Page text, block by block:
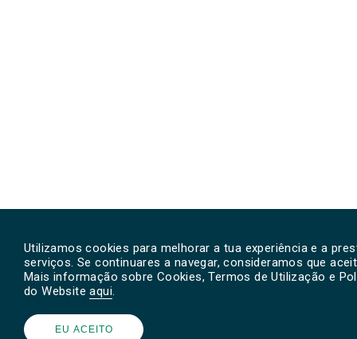
Utilizamos cookies para melhorar a tua experiência e a
serviços. Se continuares a navegar, consideramos que
Mais informação sobre Cookies, Termos de Utilização e
do Websiteaqui.
EU ACEITO